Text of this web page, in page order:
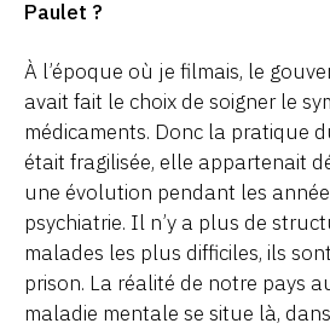
Paulet ?
À l’époque où je filmais, le
avait fait le choix de soigner le
médicaments. Donc la pratique
était fragilisée, elle appartenait
une évolution pendant les
psychiatrie. Il n’y a plus de
malades les plus difficiles, ils
prison. La réalité de notre pays
maladie mentale se situe là,